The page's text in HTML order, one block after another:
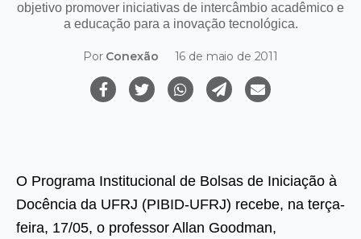
objetivo promover iniciativas de intercâmbio acadêmico e
a educação para a inovação tecnológica.
Por Conexão 16 de maio de 2011
O Programa Institucional de Bolsas de Iniciação à
Docência da UFRJ (PIBID-UFRJ) recebe, na terça-
feira, 17/05, o professor Allan Goodman,